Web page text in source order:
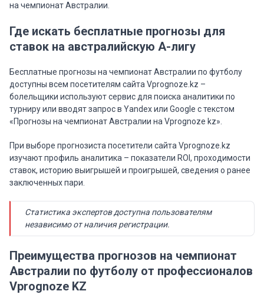
на чемпионат Австралии.
Где искать бесплатные прогнозы для
ставок на австралийскую А-лигу
Бесплатные прогнозы на чемпионат Австралии по футболу
доступны всем посетителям сайта Vprognoze.kz –
болельщики используют сервис для поиска аналитики по
турниру или вводят запрос в Yandex или Google с текстом
«Прогнозы на чемпионат Австралии на Vprognoze kz».
При выборе прогнозиста посетители сайта Vprognoze.kz
изучают профиль аналитика – показатели ROI, проходимости
ставок, историю выигрышей и проигрышей, сведения о ранее
заключенных пари.
Статистика экспертов доступна пользователям
независимо от наличия регистрации.
Преимущества прогнозов на чемпионат
Австралии по футболу от профессионалов
Vprognoze KZ